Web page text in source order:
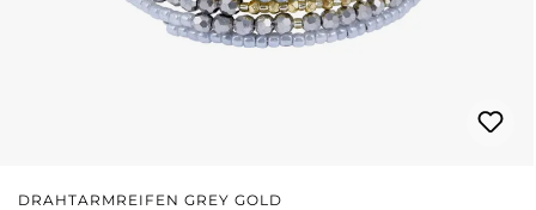
DRAHTARMREIFEN GREY GOLD